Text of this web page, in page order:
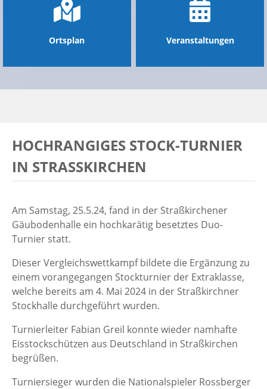
Ortsplan Veranstaltungen
HOCHRANGIGES STOCK-TURNIER
IN STRASSKIRCHEN
Am Samstag, 25.5.24, fand in der Straßkirchener
Gäubodenhalle ein hochkarätig besetztes Duo-
Turnier statt.
Dieser Vergleichswettkampf bildete die Ergänzung zu
einem vorangegangen Stockturnier der Extraklasse,
welche bereits am 4. Mai 2024 in der Straßkirchner
Stockhalle durchgeführt wurden.
Turnierleiter Fabian Greil konnte wieder namhafte
Eisstockschützen aus Deutschland in Straßkirchen
begrüßen.
Turniersieger wurden die Nationalspieler Rossberger